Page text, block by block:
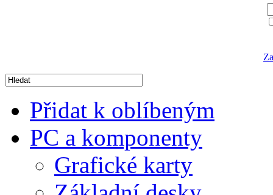
Přidat k oblíbeným
PC a komponenty
Grafické karty